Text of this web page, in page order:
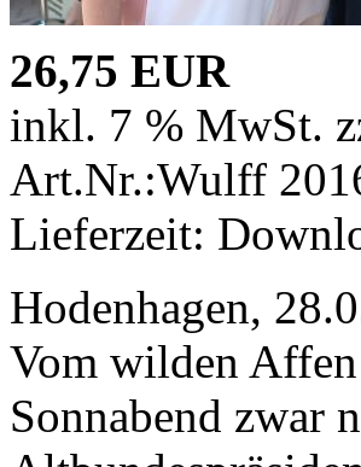
26,75 EUR
inkl. 7 % MwSt.
Art.Nr.:Wulff
Lieferzeit:
Hodenhagen,
Vom wilden
Sonnabend zwar